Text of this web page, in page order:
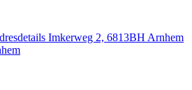
Imkerweg 2, 6813BH Arnhem